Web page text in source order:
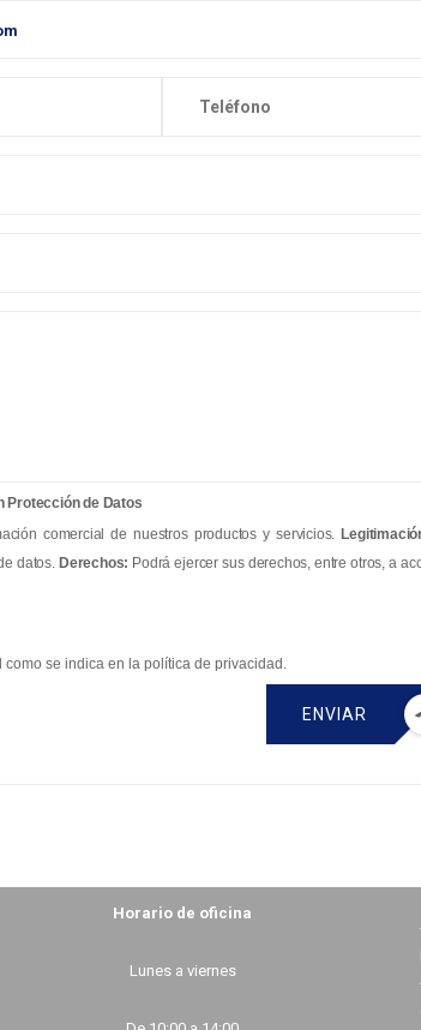
Protección de Datos
comercial de nuestros productos y servicios.
datos. Derechos: Podrá ejercer sus derechos, entre otros, a
se indica en la política de privacidad.
ENVIAR
Horario de oficina
Lunes a viernes